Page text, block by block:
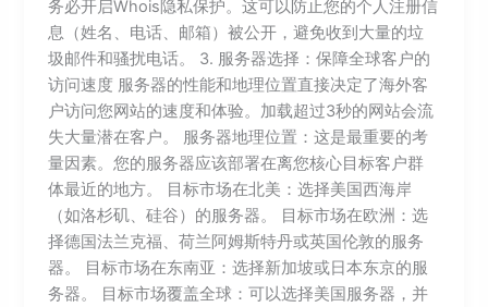
务必开启Whois隐私保护。这可以防止您的个人注册信
息（姓名、电话、邮箱）被公开，避免收到大量的垃
圾邮件和骚扰电话。 3. 服务器选择：保障全球客户的
访问速度 服务器的性能和地理位置直接决定了海外客
户访问您网站的速度和体验。加载超过3秒的网站会流
失大量潜在客户。 服务器地理位置：这是最重要的考
量因素。您的服务器应该部署在离您核心目标客户群
体最近的地方。 目标市场在北美：选择美国西海岸
（如洛杉矶、硅谷）的服务器。 目标市场在欧洲：选
择德国法兰克福、荷兰阿姆斯特丹或英国伦敦的服务
器。 目标市场在东南亚：选择新加坡或日本东京的服
务器。 目标市场覆盖全球：可以选择美国服务器，并